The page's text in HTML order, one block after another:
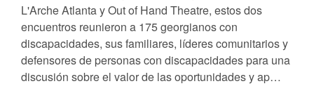
L'Arche Atlanta y Out of Hand Theatre, estos dos
encuentros reunieron a 175 georgianos con
discapacidades, sus familiares, líderes comunitarios y
defensores de personas con discapacidades para una
discusión sobre el valor de las oportunidades y ap…